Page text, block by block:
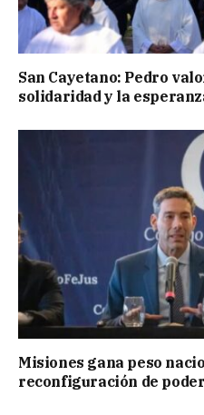
San Cayetano: Pedro
solidaridad y la
Misiones gana peso
reconfiguración de